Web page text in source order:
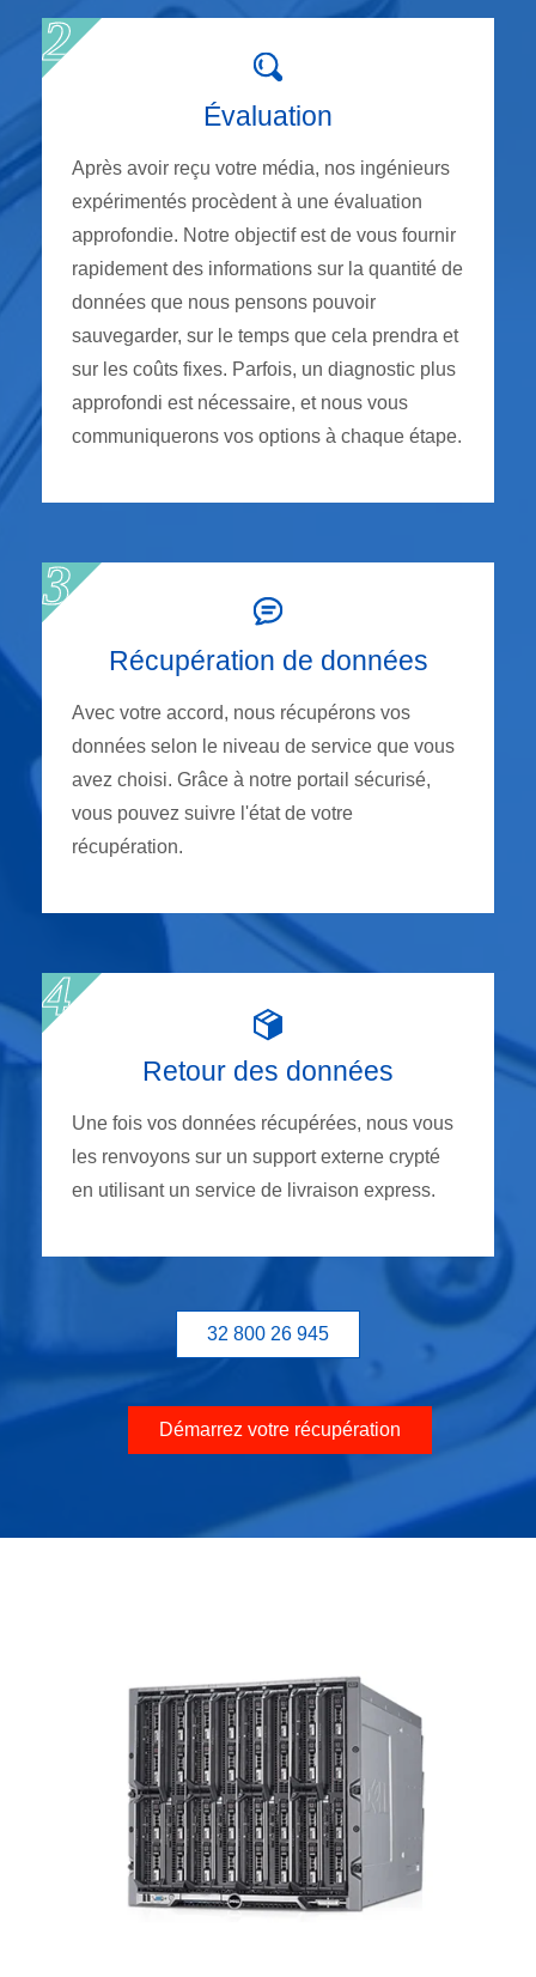
Évaluation
Après avoir reçu votre média, nos ingénieurs
expérimentés procèdent à une évaluation
approfondie. Notre objectif est de vous fournir
rapidement des informations sur la quantité de
données que nous pensons pouvoir
sauvegarder, sur le temps que cela prendra et
sur les coûts fixes. Parfois, un diagnostic plus
approfondi est nécessaire, et nous vous
communiquerons vos options à chaque étape.
Récupération de données
Avec votre accord, nous récupérons vos
données selon le niveau de service que vous
avez choisi. Grâce à notre portail sécurisé,
vous pouvez suivre l'état de votre
récupération.
Retour des données
Une fois vos données récupérées, nous vous
les renvoyons sur un support externe crypté
en utilisant un service de livraison express.
32 800 26 945
Démarrez votre récupération